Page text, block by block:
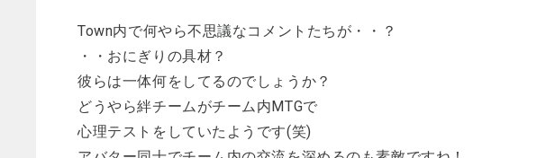
Town内で何やら不思議なコメントたちが・・？
・・おにぎりの具材？
彼らは一体何をしてるのでしょうか？
どうやら絆チームがチーム内MTGで
心理テストをしていたようです(笑)